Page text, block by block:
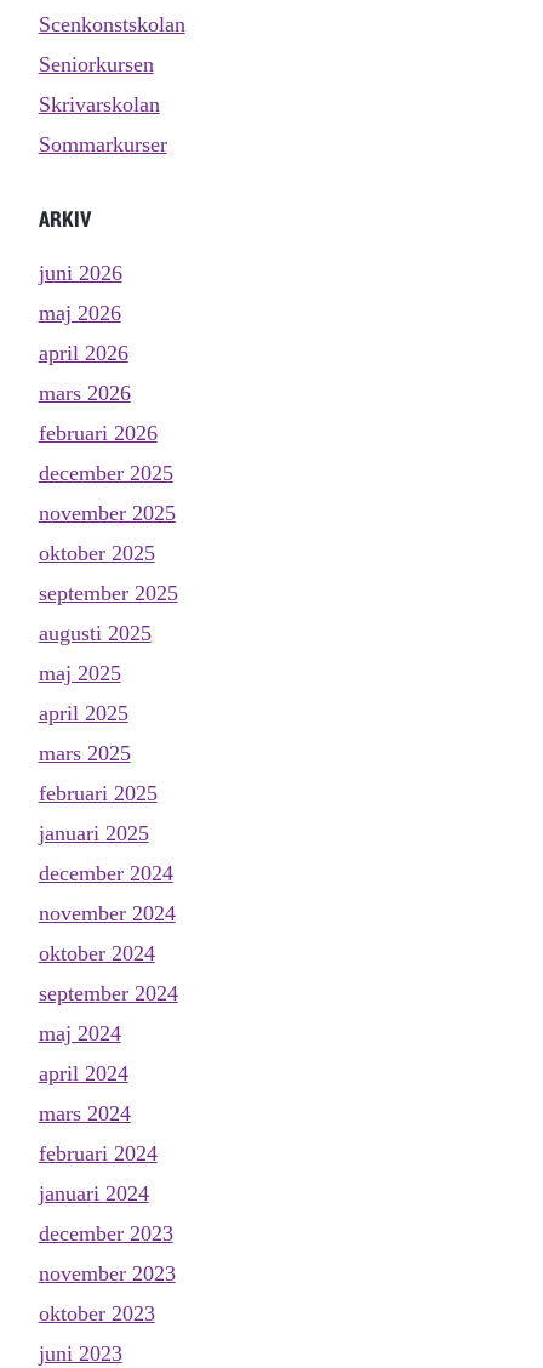
Scenkonstskolan
Seniorkursen
Skrivarskolan
Sommarkurser
ARKIV
juni 2026
maj 2026
april 2026
mars 2026
februari 2026
december 2025
november 2025
oktober 2025
september 2025
augusti 2025
maj 2025
april 2025
mars 2025
februari 2025
januari 2025
december 2024
november 2024
oktober 2024
september 2024
maj 2024
april 2024
mars 2024
februari 2024
januari 2024
december 2023
november 2023
oktober 2023
juni 2023